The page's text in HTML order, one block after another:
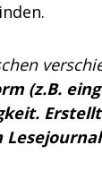
(z.B.